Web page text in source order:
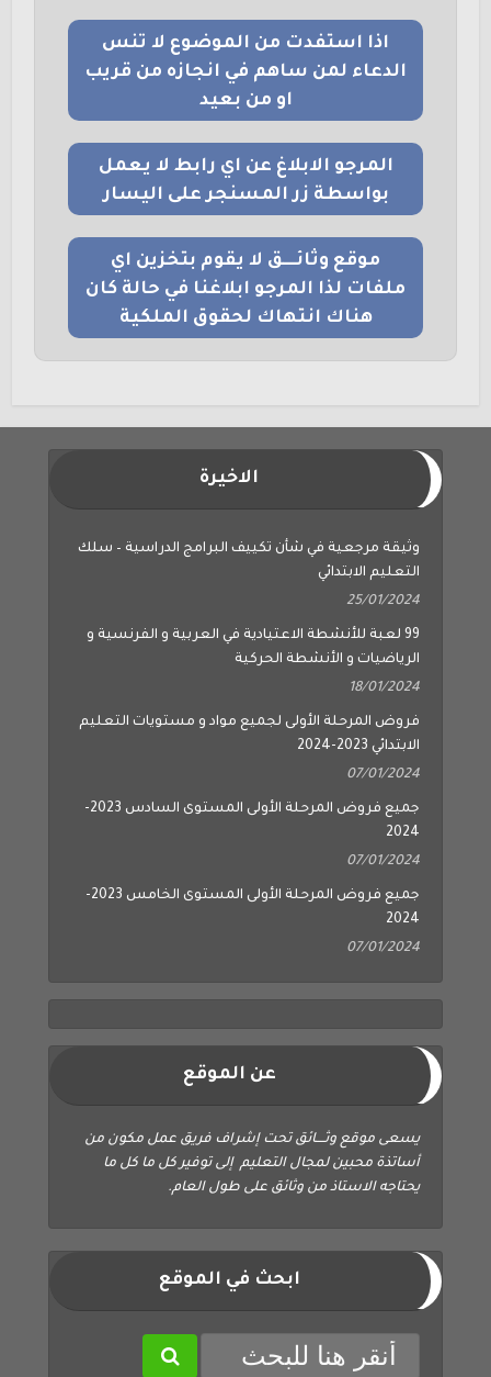
اذا استفدت من الموضوع لا تنس
الدعاء لمن ساهم في انجازه من قريب
او من بعيد
المرجو الابلاغ عن اي رابط لا يعمل
بواسطة زر المسنجر على اليسار
موقع وثائــــق لا يقوم بتخزين اي
ملفات لذا المرجو ابلاغنا في حالة كان
هناك انتهاك لحقوق الملكية
التعليم الابتدائي
25/01/2024
الرياضيات و الأنشطة الحركية
الابتدائي 2023-2024
07/01/2024
2024
2024
أساتذة محبين لمجال التعليم إلى توفير كل ما كل ما
يحتاجه الاستاذ من وثائق على طول العام.